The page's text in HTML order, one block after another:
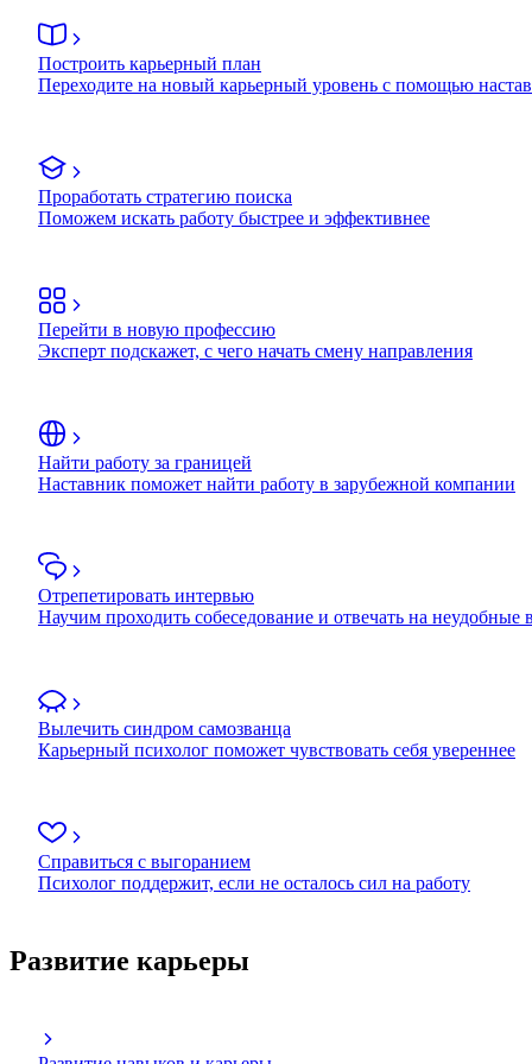
Построить карьерный план
Переходите на новый карьерный уровень с помощью
Проработать стратегию поиска
Поможем искать работу быстрее и эффективнее
Перейти в новую профессию
Эксперт подскажет, с чего начать смену направления
Найти работу за границей
Наставник поможет найти работу в зарубежной компании
Отрепетировать интервью
Научим проходить собеседование и отвечать на неудобные
Вылечить синдром самозванца
Карьерный психолог поможет чувствовать себя увереннее
Справиться с выгоранием
Психолог поддержит, если не осталось сил на работу
Развитие карьеры